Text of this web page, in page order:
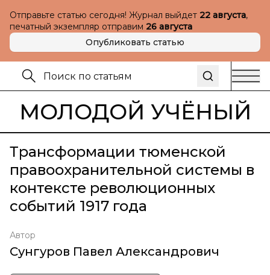
Отправьте статью сегодня! Журнал выйдет 22 августа,
печатный экземпляр отправим 26 августа
Опубликовать статью
МОЛОДОЙ УЧЁНЫЙ
Трансформации тюменской
правоохранительной системы в
контексте революционных
событий 1917 года
Автор
Сунгуров Павел Александрович